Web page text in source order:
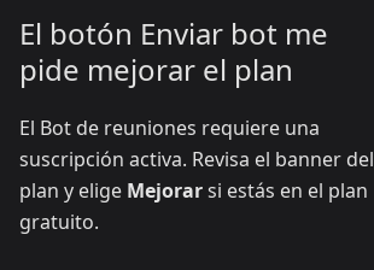
El botón Enviar bot me
pide mejorar el plan
El Bot de reuniones requiere una
suscripción activa. Revisa el banner del
plan y elige Mejorarsi estás en el plan
gratuito.